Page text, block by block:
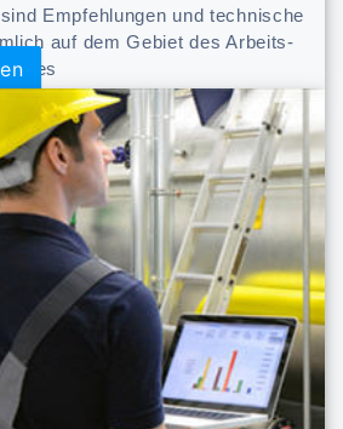
Empfehlungen und technische
auf dem Gebiet des Arbeits-